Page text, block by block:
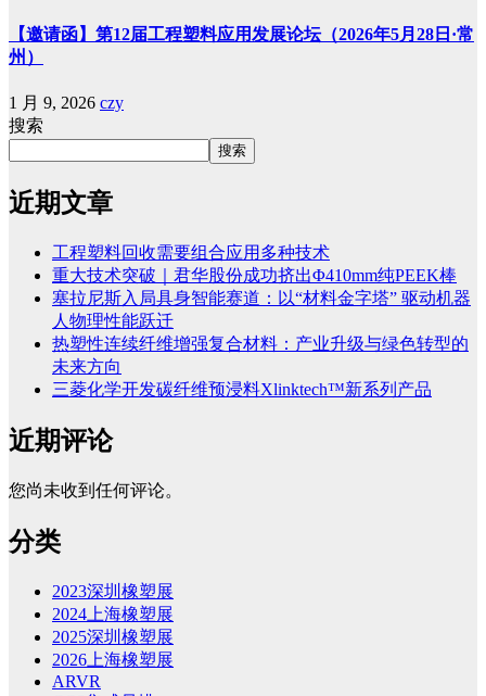
【邀请函】第12届工程塑料应用发展论坛（2026年5月28日·常
州）
1 月 9, 2026 czy
搜索
搜索
近期文章
工程塑料回收需要组合应用多种技术
重大技术突破｜君华股份成功挤出Φ410mm纯PEEK棒
塞拉尼斯入局具身智能赛道：以“材料金字塔” 驱动机器
人物理性能跃迁
热塑性连续纤维增强复合材料：产业升级与绿色转型的
未来方向
三菱化学开发碳纤维预浸料Xlinktech™新系列产品
近期评论
您尚未收到任何评论。
分类
2023深圳橡塑展
2024上海橡塑展
2025深圳橡塑展
2026上海橡塑展
ARVR